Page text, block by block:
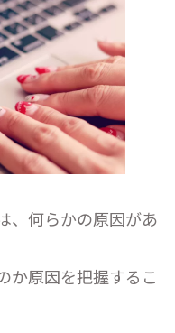
、何らかの原因があ
か原因を把握するこ